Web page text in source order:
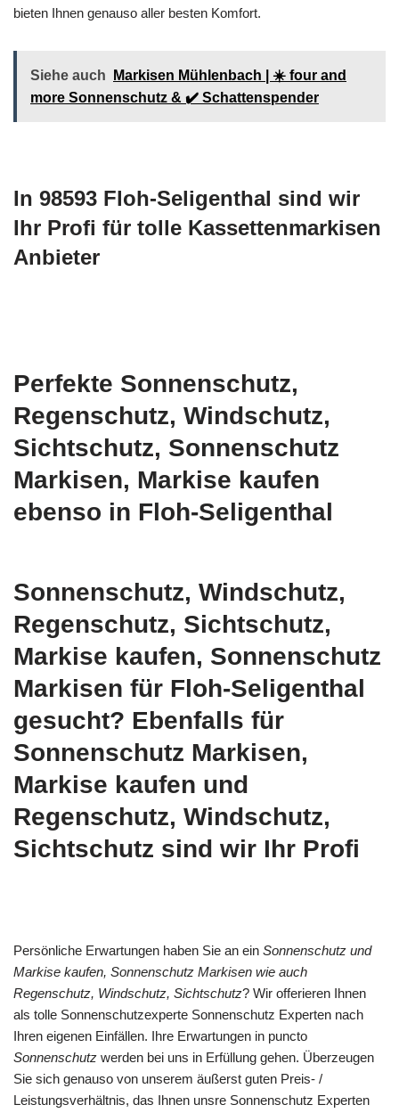
bieten Ihnen genauso aller besten Komfort.
Siehe auch
Markisen Mühlenbach | ☀️ four and
more Sonnenschutz & ✔️ Schattenspender
In 98593 Floh-Seligenthal sind wir
Ihr Profi für tolle Kassettenmarkisen
Anbieter
Perfekte Sonnenschutz,
Regenschutz, Windschutz,
Sichtschutz, Sonnenschutz
Markisen, Markise kaufen
ebenso in Floh-Seligenthal
Sonnenschutz, Windschutz,
Regenschutz, Sichtschutz,
Markise kaufen, Sonnenschutz
Markisen für Floh-Seligenthal
gesucht? Ebenfalls für
Sonnenschutz Markisen,
Markise kaufen und
Regenschutz, Windschutz,
Sichtschutz sind wir Ihr Profi
Persönliche Erwartungen haben Sie an ein Sonnenschutz und
Markise kaufen, Sonnenschutz Markisen wie auch
Regenschutz, Windschutz, Sichtschutz? Wir offerieren Ihnen
als tolle Sonnenschutzexperte Sonnenschutz Experten nach
Ihren eigenen Einfällen. Ihre Erwartungen in puncto
Sonnenschutz werden bei uns in Erfüllung gehen. Überzeugen
Sie sich genauso von unserem äußerst guten Preis- /
Leistungsverhältnis, das Ihnen unsre Sonnenschutz Experten